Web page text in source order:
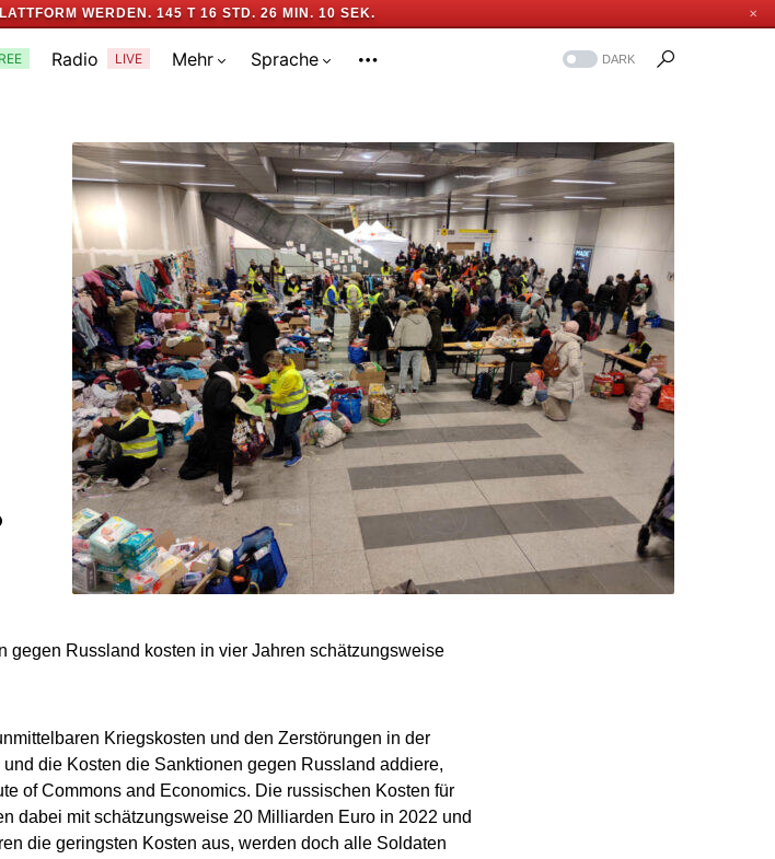
WERDEN. 145 T 16 STD. 26 MIN. 9 SEK. ✕
Radio LIVE Mehr Sprache DARK
gegen Russland kosten in vier Jahren schätzungsweise
Kriegskosten und den Zerstörungen in der
die Kosten die Sanktionen gegen Russland addiere,
of Commons and Economics. Die russischen Kosten für
dabei mit schätzungsweise 20 Milliarden Euro in 2022 und
die geringsten Kosten aus, werden doch alle Soldaten